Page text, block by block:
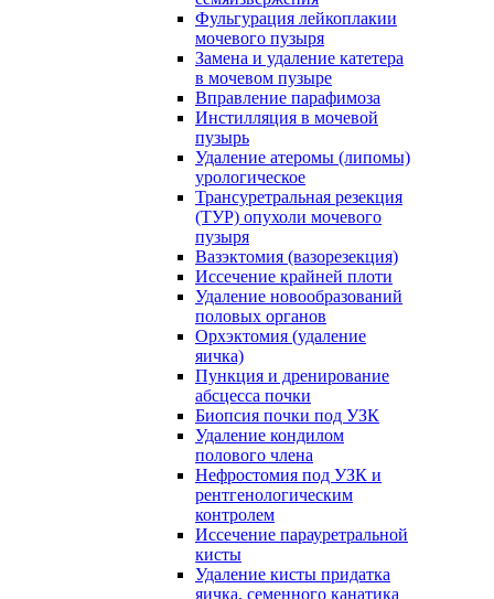
Фульгурация лейкоплакии
мочевого пузыря
Замена и удаление катетера
в мочевом пузыре
Вправление парафимоза
Инстилляция в мочевой
пузырь
Удаление атеромы (липомы)
урологическое
Трансуретральная резекция
(ТУР) опухоли мочевого
пузыря
Вазэктомия (вазорезекция)
Иссечение крайней плоти
Удаление новообразований
половых органов
Орхэктомия (удаление
яичка)
Пункция и дренирование
абсцесса почки
Биопсия почки под УЗК
Удаление кондилом
полового члена
Нефростомия под УЗК и
рентгенологическим
контролем
Иссечение парауретральной
кисты
Удаление кисты придатка
яичка, семенного канатика